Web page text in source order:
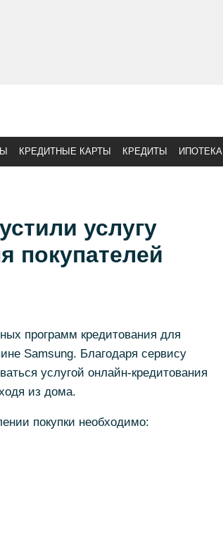
КРЕДИТНЫЕ КАРТЫ КРЕДИТЫ ИПОТЕКА
услугу
покупателей
программ кредитования для
Samsung. Благодаря сервису
услугой онлайн-кредитования
из дома.
покупки необходимо: